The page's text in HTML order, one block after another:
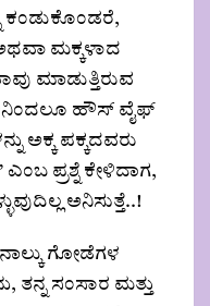
ಕಂಡುಕೊಂಡರೆ,
ಮಕ್ಕಳಾದ
ಮಾಡುತ್ತಿರುವ
ಹೌಸ್ ವೈಫ್
ಅಕ್ಕ ಪಕ್ಕದವರು
ಪ್ರಶ್ನೆ ಕೇಳಿದಾಗ,
ಅನಿಸುತ್ತೆ..!
ಗೋಡೆಗಳ
ತನ್ನ ಸಂಸಾರ ಮತ್ತು